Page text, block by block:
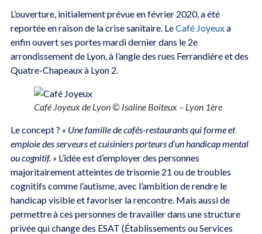
L’ouverture, initialement prévue en février 2020, a été
reportée en raison de la crise sanitaire. LeCafé Joyeuxa
enfin ouvert ses portes mardi dernier dans le 2e
arrondissement de Lyon, à l’angle des rues Ferrandière et des
Quatre-Chapeaux à Lyon 2.
Café Joyeux de Lyon © Isaline Boiteux – Lyon 1ère
Le concept ? « Une famille de cafés-restaurants qui forme et
emploie des serveurs et cuisiniers porteurs d’un handicap mental
ou cognitif. » L’idée est d’employer des personnes
majoritairement atteintes de trisomie 21 ou de troubles
cognitifs comme l’autisme, avec l’ambition de rendre le
handicap visible et favoriser la rencontre. Mais aussi de
permettre à ces personnes de travailler dans une structure
privée qui change des ESAT (Établissements ou Services